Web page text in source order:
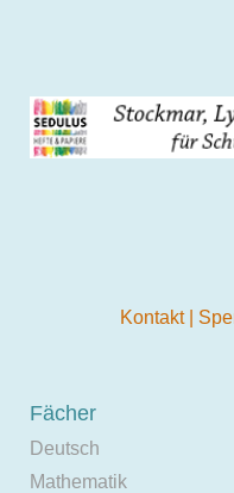
Kontakt
Fächer
Deutsch
Mathematik